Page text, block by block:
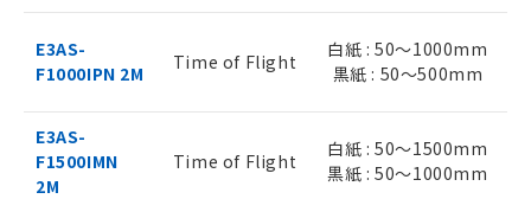
E3AS-
F1000IPN 2M
Time of Flight
白紙 : 50～1000mm
黒紙 : 50～500mm
E3AS-
F1500IMN
2M
Time of Flight
白紙 : 50～1500mm
黒紙 : 50～1000mm